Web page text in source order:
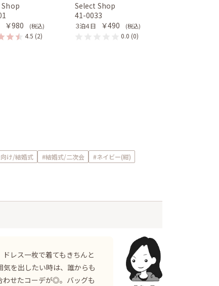
￥980 (税込)
4.5 (2)
Select Shop
41-0033
３泊４日 ￥490 (税込)
0.0 (0)
け/結婚式 #結婚式/二次会 #ネイビー(紺)
レス一枚で着てもきちんと
を出したい時は、誰からも
わせたコーデが◎。バッグも